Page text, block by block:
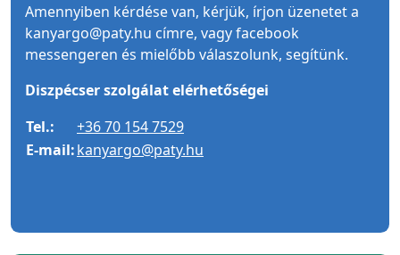
Amennyiben kérdése van, kérjük, írjon üzenetet a
kanyargo@paty.hu címre, vagy facebook
messengeren és mielőbb válaszolunk, segítünk.
Diszpécser szolgálat elérhetőségei
Tel.:
+36 70 154 7529
E-mail:kanyargo@paty.hu